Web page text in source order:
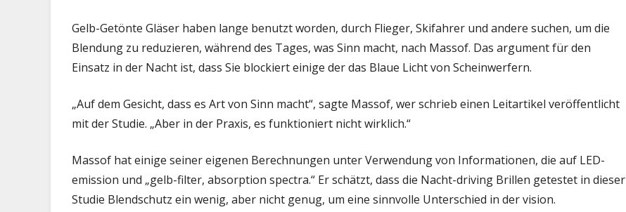
Gelb-Getönte Gläser haben lange benutzt worden, durch Flieger, Skifahrer und andere suchen, um die
Blendung zu reduzieren, während des Tages, was Sinn macht, nach Massof. Das argument für den
Einsatz in der Nacht ist, dass Sie blockiert einige der das Blaue Licht von Scheinwerfern.
„Auf dem Gesicht, dass es Art von Sinn macht“, sagte Massof, wer schrieb einen Leitartikel veröffentlicht
mit der Studie. „Aber in der Praxis, es funktioniert nicht wirklich.“
Massof hat einige seiner eigenen Berechnungen unter Verwendung von Informationen, die auf LED-
emission und „gelb-filter, absorption spectra.“ Er schätzt, dass die Nacht-driving Brillen getestet in dieser
Studie Blendschutz ein wenig, aber nicht genug, um eine sinnvolle Unterschied in der vision.